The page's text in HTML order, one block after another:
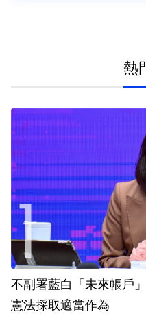
熱
不副署藍白「未來帳戶
憲法採取適當作為